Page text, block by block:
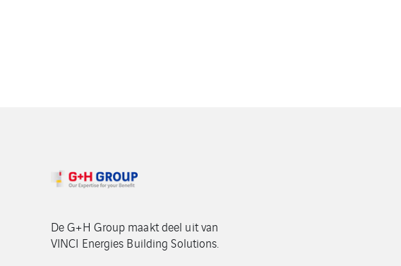
De G+H Group maakt deel uit van
VINCI Energies Building Solutions.